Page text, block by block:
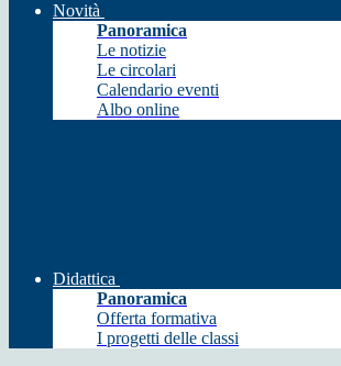
Novità
Panoramica
Le notizie
Le circolari
Calendario eventi
Albo online
Didattica
Panoramica
Offerta formativa
I progetti delle classi